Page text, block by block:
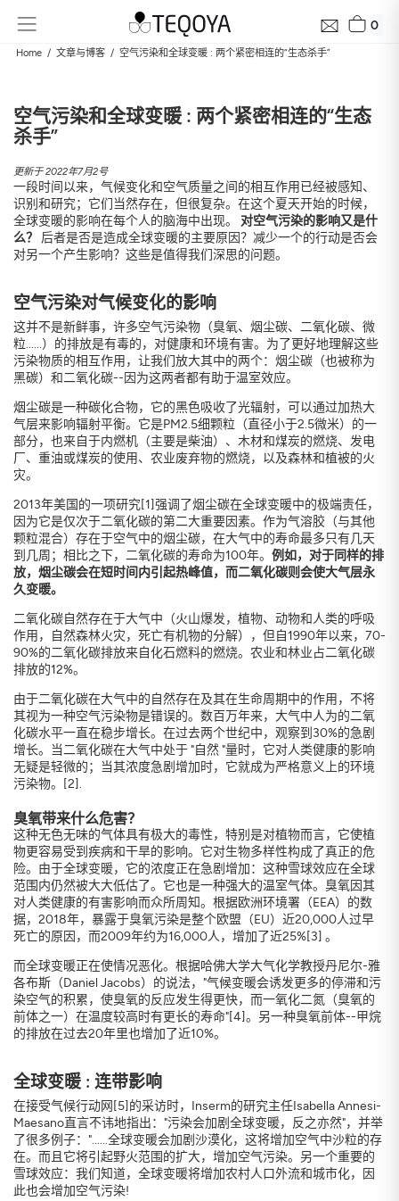
0
Home 文章与博客 空气污染和全球变暖 : 两个紧密相连的“生态杀手”
空气污染和全球变暖 : 两个紧密相连的“生态
杀手”
更新于 2022年7月2号
一段时间以来，气候变化和空气质量之间的相互作用已经被感知、
识别和研究；它们当然存在，但很复杂。在这个夏天开始的时候，
全球变暖的影响在每个人的脑海中出现。 对空气污染的影响又是什
么？
后者是否是造成全球变暖的主要原因？减少一个的行动是否会
对另一个产生影响？这些是值得我们深思的问题。
空气污染对气候变化的影响
这并不是新鲜事，许多空气污染物（臭氧、烟尘碳、二氧化碳、微
粒......）的排放是有毒的，对健康和环境有害。为了更好地理解这些
污染物质的相互作用，让我们放大其中的两个：烟尘碳（也被称为
黑碳）和二氧化碳--因为这两者都有助于温室效应。
烟尘碳是一种碳化合物，它的黑色吸收了光辐射，可以通过加热大
气层来影响辐射平衡。它是PM2.5细颗粒（直径小于2.5微米）的一
部分，也来自于内燃机（主要是柴油）、木材和煤炭的燃烧、发电
厂、重油或煤炭的使用、农业废弃物的燃烧，以及森林和植被的火
灾。
2013年美国的一项研究[1]强调了烟尘碳在全球变暖中的极端责任，
因为它是仅次于二氧化碳的第二大重要因素。作为气溶胶（与其他
颗粒混合）存在于空气中的烟尘碳，在大气中的寿命最多只有几天
到几周；相比之下，二氧化碳的寿命为100年。 例如，对于同样的排
放，烟尘碳会在短时间内引起热峰值，而二氧化碳则会使大气层永
久变暖。
二氧化碳自然存在于大气中（火山爆发，植物、动物和人类的呼吸
作用，自然森林火灾，死亡有机物的分解），但自1990年以来，70-
90%的二氧化碳排放来自化石燃料的燃烧。农业和林业占二氧化碳
排放的12%。
由于二氧化碳在大气中的自然存在及其在生命周期中的作用，不将
其视为一种空气污染物是错误的。数百万年来，大气中人为的二氧
化碳水平一直在稳步增长。在过去两个世纪中，观察到30%的急剧
增长。当二氧化碳在大气中处于 "自然 "量时，它对人类健康的影响
无疑是轻微的；当其浓度急剧增加时，它就成为严格意义上的环境
污染物。[2].
臭氧带来什么危害？
这种无色无味的气体具有极大的毒性，特别是对植物而言，它使植
物更容易受到疾病和干旱的影响。它对生物多样性构成了真正的危
险。由于全球变暖，它的浓度正在急剧增加：这种雪球效应在全球
范围内仍然被大大低估了。它也是一种强大的温室气体。臭氧因其
对人类健康的有害影响而众所周知。根据欧洲环境署（EEA）的数
据，2018年，暴露于臭氧污染是整个欧盟（EU）近20,000人过早
死亡的原因，而2009年约为16,000人，增加了近25%[3] 。
而全球变暖正在使情况恶化。根据哈佛大学大气化学教授丹尼尔-雅
各布斯（Daniel Jacobs）的说法，"气候变暖会诱发更多的停滞和污
染空气的积累，使臭氧的反应发生得更快，而一氧化二氮（臭氧的
前体之一）在温度较高时有更长的寿命"[4]。另一种臭氧前体--甲烷
的排放在过去20年里也增加了近10%。
全球变暖 : 连带影响
在接受气候行动网[5]的采访时，Inserm的研究主任Isabella Annesi-
Maesano直言不讳地指出："污染会加剧全球变暖，反之亦然"，并举
了很多例子："......全球变暖会加剧沙漠化，这将增加空气中沙粒的存
在。而且它将引起野火范围的扩大，增加空气污染。另一个重要的
雪球效应：我们知道，全球变暖将增加农村人口外流和城市化，因
此也会增加空气污染!
免费获取您附近区域的质量评估报告，24小时内送达
电子邮件
地址